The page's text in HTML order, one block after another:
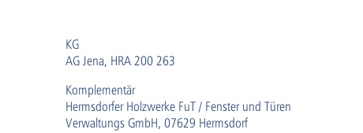
KG
AG Jena, HRA 200 263
Komplementär
Hermsdorfer Holzwerke FuT / Fenster und Türen
Verwaltungs GmbH, 07629 Hermsdorf